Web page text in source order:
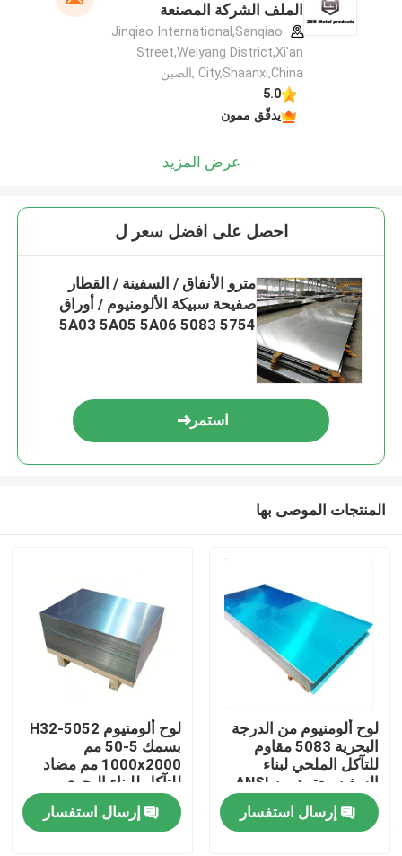
الملف الشركة المصنعة
Jinqiao International,Sanqiao
Street,Weiyang District,Xi'an
City,Shaanxi,China ,الصين
5.0
يدقّق ممون
عرض المزيد
احصل على افضل سعر ل
مترو الأنفاق / السفينة / القطار
صفيحة سبيكة الألومنيوم / أوراق
5A03 5A05 5A06 5083 5754
استمر
المنتجات الموصى بها
لوح ألومنيوم من الدرجة
البحرية 5083 مقاوم
للتآكل الملحي لبناء
السفن معتمد من ANSI
إرسال استفسار
لوح ألومنيوم 5052-H32
بسمك 5-50 مم
1000x2000 مم مضاد
للتآكل للبناء البحري
إرسال استفسار